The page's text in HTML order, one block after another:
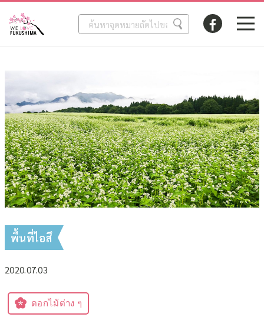
พื้นที่ไอสึ
2020.07.03
ดอกไม้ต่าง ๆ